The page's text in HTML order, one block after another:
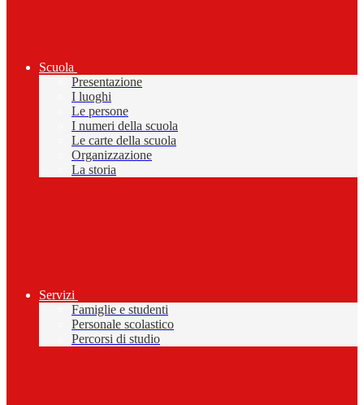
Scuola
Presentazione
I luoghi
Le persone
I numeri della scuola
Le carte della scuola
Organizzazione
La storia
Servizi
Famiglie e studenti
Personale scolastico
Percorsi di studio